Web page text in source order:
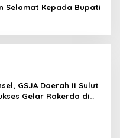
Selamat Kepada Bupati
GSJA Daerah II Sulut
Gelar Rakerda di